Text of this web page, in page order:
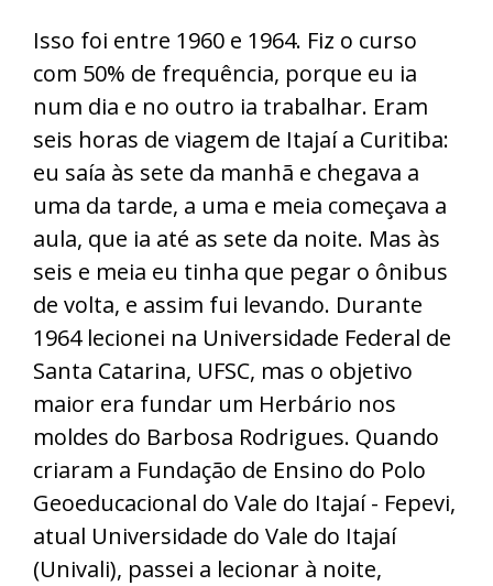
Isso foi entre 1960 e 1964. Fiz o curso
com 50% de frequência, porque eu ia
num dia e no outro ia trabalhar. Eram
seis horas de viagem de Itajaí a Curitiba:
eu saía às sete da manhã e chegava a
uma da tarde, a uma e meia começava a
aula, que ia até as sete da noite. Mas às
seis e meia eu tinha que pegar o ônibus
de volta, e assim fui levando. Durante
1964 lecionei na Universidade Federal de
Santa Catarina, UFSC, mas o objetivo
maior era fundar um Herbário nos
moldes do Barbosa Rodrigues. Quando
criaram a Fundação de Ensino do Polo
Geoeducacional do Vale do Itajaí - Fepevi,
atual Universidade do Vale do Itajaí
(Univali), passei a lecionar à noite,